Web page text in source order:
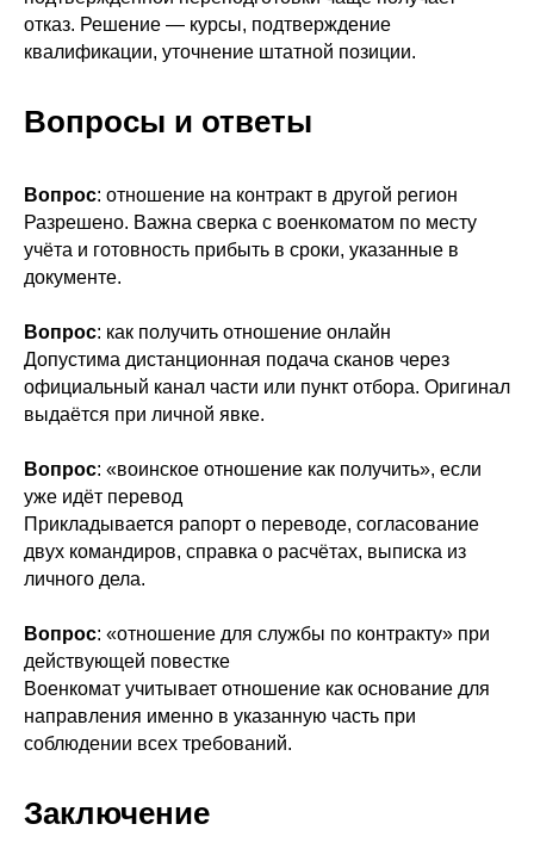
отказ. Решение — курсы, подтверждение
квалификации, уточнение штатной позиции.
Вопросы и ответы
Вопрос: отношение на контракт в другой регион
Разрешено. Важна сверка с военкоматом по месту
учёта и готовность прибыть в сроки, указанные в
документе.
Вопрос: как получить отношение онлайн
Допустима дистанционная подача сканов через
официальный канал части или пункт отбора. Оригинал
выдаётся при личной явке.
Вопрос: «воинское отношение как получить», если
уже идёт перевод
Прикладывается рапорт о переводе, согласование
двух командиров, справка о расчётах, выписка из
личного дела.
Вопрос: «отношение для службы по контракту» при
действующей повестке
Военкомат учитывает отношение как основание для
направления именно в указанную часть при
соблюдении всех требований.
Заключение